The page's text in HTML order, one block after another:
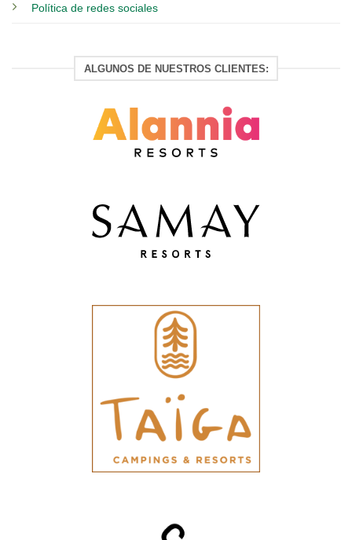
Política de redes sociales
ALGUNOS DE NUESTROS CLIENTES: